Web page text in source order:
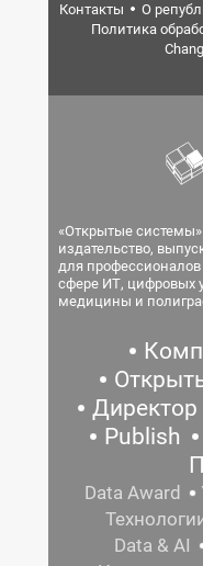
Контакты
О
Политика
«Открытые
издательство,
для
сфере ИТ, цифровых
медицины и
Publish
Data Award
Data & AI